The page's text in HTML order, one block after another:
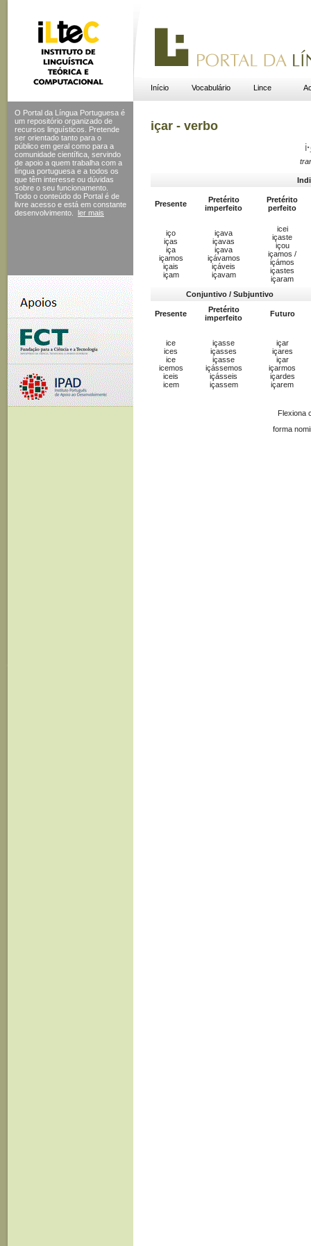
Início Vocabulário Lince
O Portal da Língua Portuguesa é
um repositório organizado de
recursos linguísticos. Pretende
ser orientado tanto para o
público em geral como para a
comunidade científica, servindo
de apoio a quem trabalha com a
língua portuguesa e a todos os
que têm interesse ou dúvidas
sobre o seu funcionamento.
Todo o conteúdo do Portal é de
livre acesso e está em constante
desenvolvimento.
ler mais
içar - verbo
i·
Presente
Pretérito
imperfeito
Pretérito
perfeito
iço
iças
iça
içamos
içais
içam
içava
içavas
içava
içávamos
içáveis
içavam
icei
içaste
içou
içamos /
içámos
içastes
içaram
Conjuntivo / Subjuntivo
Presente
Pretérito
imperfeito
Futuro
ice
ices
ice
icemos
iceis
icem
içasse
içasses
içasse
içássemos
içásseis
içassem
içar
içares
içar
içarmos
içardes
içarem
Flexiona
forma